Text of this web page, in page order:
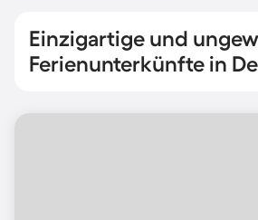
Einzigartige und
Ferienunterkünfte in